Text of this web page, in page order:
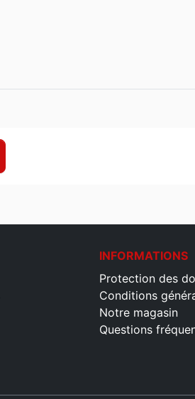
INFORMATIONS
Protection des
Conditions
Notre magasin
Questions